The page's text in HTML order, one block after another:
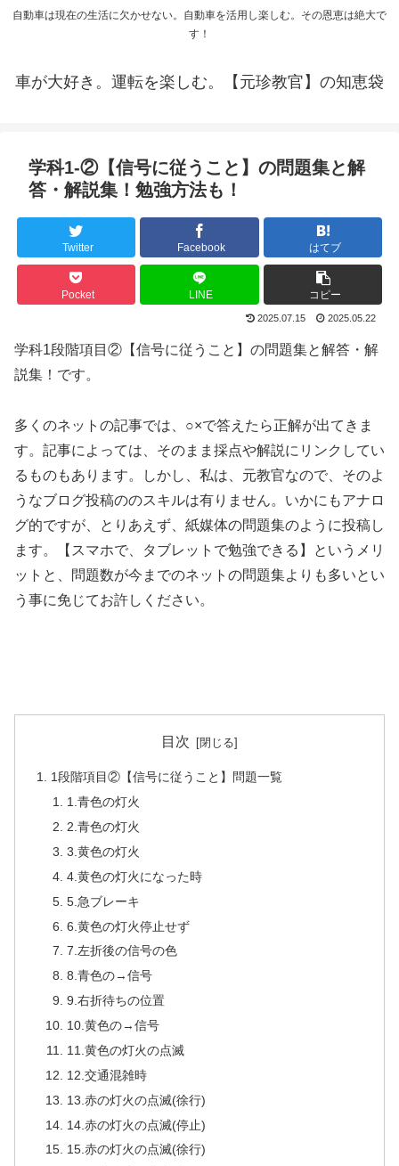
自動車は現在の生活に欠かせない。自動車を活用し楽しむ。その恩恵は絶大で
す！
車が大好き。運転を楽しむ。【元珍教官】の知恵袋
学科1-②【信号に従うこと】の問題集と解
答・解説集！勉強方法も！
Twitter Facebook はてブ
Pocket LINE コピー
2025.07.15 2025.05.22
学科1段階項目②【信号に従うこと】の問題集と解答・解
説集！です。
多くのネットの記事では、○×で答えたら正解が出てきま
す。記事によっては、そのまま採点や解説にリンクしてい
るものもあります。しかし、私は、元教官なので、そのよ
うなブログ投稿ののスキルは有りません。いかにもアナロ
グ的ですが、とりあえず、紙媒体の問題集のように投稿し
ます。【スマホで、タブレットで勉強できる】というメリ
ットと、問題数が今までのネットの問題集よりも多いとい
う事に免じてお許しください。
目次
1段階項目②【信号に従うこと】問題一覧
1.青色の灯火
2.青色の灯火
3.黄色の灯火
4.黄色の灯火になった時
5.急ブレーキ
6.黄色の灯火停止せず
7.左折後の信号の色
8.青色の→信号
9.右折待ちの位置
10.黄色の→信号
11.黄色の灯火の点滅
12.交通混雑時
13.赤の灯火の点滅(徐行)
14.赤の灯火の点滅(停止)
15.赤の灯火の点滅(徐行)